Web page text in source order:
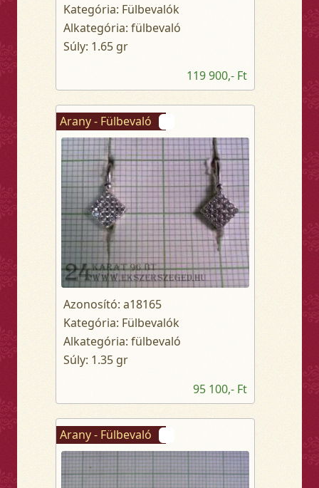
Kategória: Fülbevalók
Alkategória: fülbevaló
Súly: 1.65 gr
119 900,- Ft
Arany - Fülbevaló
Azonosító: a18165
Kategória: Fülbevalók
Alkategória: fülbevaló
Súly: 1.35 gr
95 100,- Ft
Arany - Fülbevaló